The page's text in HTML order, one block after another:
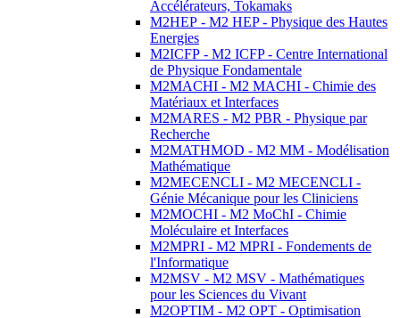
Accélérateurs, Tokamaks
M2HEP - M2 HEP - Physique des Hautes
Energies
M2ICFP - M2 ICFP - Centre International
de Physique Fondamentale
M2MACHI - M2 MACHI - Chimie des
Matériaux et Interfaces
M2MARES - M2 PBR - Physique par
Recherche
M2MATHMOD - M2 MM - Modélisation
Mathématique
M2MECENCLI - M2 MECENCLI -
Génie Mécanique pour les Cliniciens
M2MOCHI - M2 MoChI - Chimie
Moléculaire et Interfaces
M2MPRI - M2 MPRI - Fondements de
l'Informatique
M2MSV - M2 MSV - Mathématiques
pour les Sciences du Vivant
M2OPTIM - M2 OPT - Optimisation